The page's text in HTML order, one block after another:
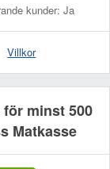
kunder: Ja
Villkor
minst 500
Matkasse